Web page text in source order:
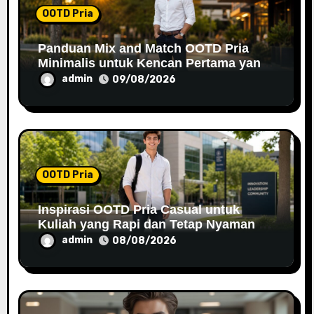
n
OOTD Pria
Panduan Mix and Match OOTD Pria
Minimalis untuk Kencan Pertama yang
Berkesan
admin 09/08/2026
OOTD Pria
Inspirasi OOTD Pria Casual untuk
Kuliah yang Rapi dan Tetap Nyaman di
2026admin 08/08/2026